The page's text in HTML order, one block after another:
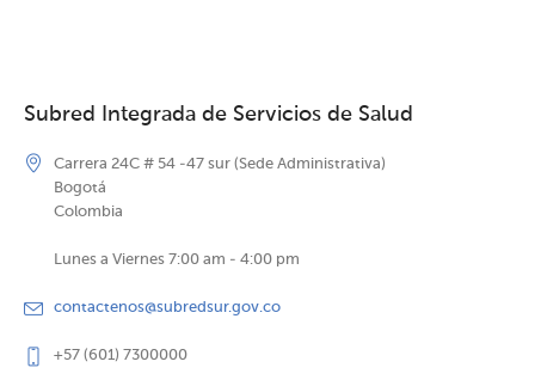
Subred Integrada de Servicios de Salud
Carrera 24C # 54 -47 sur (Sede Administrativa)
Bogotá
Colombia
Lunes a Viernes 7:00 am - 4:00 pm
contactenos@subredsur.gov.co
+57 (601) 7300000